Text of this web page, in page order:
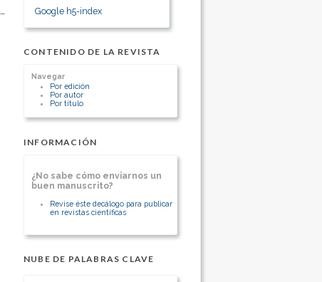
Google h5-index
CONTENIDO DE LA REVISTA
Navegar
Por edición
Por autor
Por título
INFORMACIÓN
¿No sabe cómo enviarnos un
buen manuscrito?
Revise éste decálogo para publicar
en revistas científicas
NUBE DE PALABRAS CLAVE